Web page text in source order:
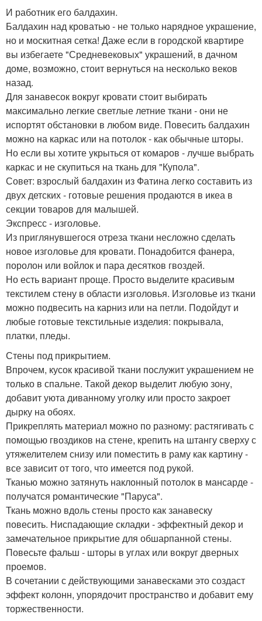
И работник его балдахин.
Балдахин над кроватью - не только нарядное украшение,
но и москитная сетка! Даже если в городской квартире
вы избегаете "Средневековых" украшений, в дачном
доме, возможно, стоит вернуться на несколько веков
назад.
Для занавесок вокруг кровати стоит выбирать
максимально легкие светлые летние ткани - они не
испортят обстановки в любом виде. Повесить балдахин
можно на каркас или на потолок - как обычные шторы.
Но если вы хотите укрыться от комаров - лучше выбрать
каркас и не скупиться на ткань для "Купола".
Совет: взрослый балдахин из Фатина легко составить из
двух детских - готовые решения продаются в икеа в
секции товаров для малышей.
Экспресс - изголовье.
Из приглянувшегося отреза ткани несложно сделать
новое изголовье для кровати. Понадобится фанера,
поролон или войлок и пара десятков гвоздей.
Но есть вариант проще. Просто выделите красивым
текстилем стену в области изголовья. Изголовье из ткани
можно подвесить на карниз или на петли. Подойдут и
любые готовые текстильные изделия: покрывала,
платки, пледы.
Стены под прикрытием.
Впрочем, кусок красивой ткани послужит украшением не
только в спальне. Такой декор выделит любую зону,
добавит уюта диванному уголку или просто закроет
дырку на обоях.
Прикреплять материал можно по разному: растягивать с
помощью гвоздиков на стене, крепить на штангу сверху с
утяжелителем снизу или поместить в раму как картину -
все зависит от того, что имеется под рукой.
Тканью можно затянуть наклонный потолок в мансарде -
получатся романтические "Паруса".
Ткань можно вдоль стены просто как занавеску
повесить. Ниспадающие складки - эффектный декор и
замечательное прикрытие для обшарпанной стены.
Повесьте фальш - шторы в углах или вокруг дверных
проемов.
В сочетании с действующими занавесками это создаст
эффект колонн, упорядочит пространство и добавит ему
торжественности.